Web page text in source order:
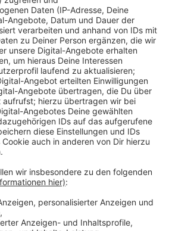
deren Erlös zu 100 %
zukommt, ist
Falk. Der Musikproduzent,
und Professor an der Robert
reißt jedes Publik um mit.
und mehr als 20 Mio.
ihn zu einem der Erfolg
15 Uhr (Einlass ab 14.30
es Kaffee und Kuchen
Speditionstraße 19,